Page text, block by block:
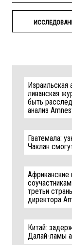
Израильская
ливанская
быть
анализ
Гватемала:
Чаклан
Африканские
третьи
директора
Китай:
Далай-ламы